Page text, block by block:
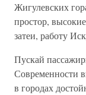
Жигулевских
простор,
затеи, работу
Пускай
Современности
в городах